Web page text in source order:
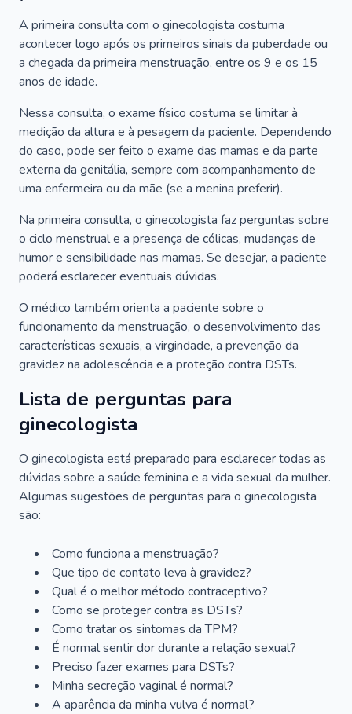
A primeira consulta com o ginecologista costuma
acontecer logo após os primeiros sinais da puberdade ou
a chegada da primeira menstruação, entre os 9 e os 15
anos de idade.
Nessa consulta, o exame físico costuma se limitar à
medição da altura e à pesagem da paciente. Dependendo
do caso, pode ser feito o exame das mamas e da parte
externa da genitália, sempre com acompanhamento de
uma enfermeira ou da mãe (se a menina preferir).
Na primeira consulta, o ginecologista faz perguntas sobre
o ciclo menstrual e a presença de cólicas, mudanças de
humor e sensibilidade nas mamas. Se desejar, a paciente
poderá esclarecer eventuais dúvidas.
O médico também orienta a paciente sobre o
funcionamento da menstruação, o desenvolvimento das
características sexuais, a virgindade, a prevenção da
gravidez na adolescência e a proteção contra DSTs.
Lista de perguntas para
ginecologista
O ginecologista está preparado para esclarecer todas as
dúvidas sobre a saúde feminina e a vida sexual da mulher.
Algumas sugestões de perguntas para o ginecologista
são:
Como funciona a menstruação?
Que tipo de contato leva à gravidez?
Qual é o melhor método contraceptivo?
Como se proteger contra as DSTs?
Como tratar os sintomas da TPM?
É normal sentir dor durante a relação sexual?
Preciso fazer exames para DSTs?
Minha secreção vaginal é normal?
A aparência da minha vulva é normal?